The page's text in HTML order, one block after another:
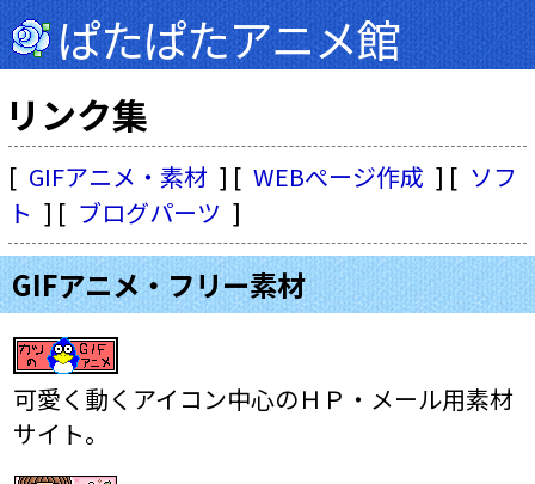
ぱたぱたアニメ館
リンク集
[ GIFアニメ・素材 ] [ WEBぺージ作成 ] [ ソフ
ト ] [ ブログパーツ ]
GIFアニメ・フリー素材
可愛く動くアイコン中心のＨＰ・メール用素材
サイト。